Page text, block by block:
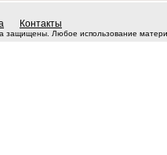
Контакты
защищены. Любое использование